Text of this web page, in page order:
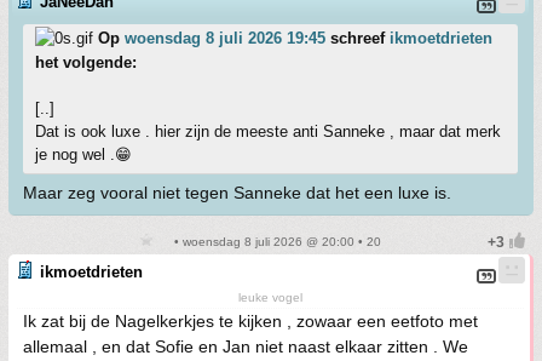
Op woensdag 8 juli 2026 19:45 schreef ikmoetdrieten
het volgende:
[..]
Dat is ook luxe . hier zijn de meeste anti Sanneke , maar dat merk
je nog wel .😁
Maar zeg vooral niet tegen Sanneke dat het een luxe is.
• woensdag 8 juli 2026 @ 20:00 • 20
ikmoetdrieten
leuke vogel
Ik zat bij de Nagelkerkjes te kijken , zowaar een eetfoto met
allemaal , en dat Sofie en Jan niet naast elkaar zitten . We